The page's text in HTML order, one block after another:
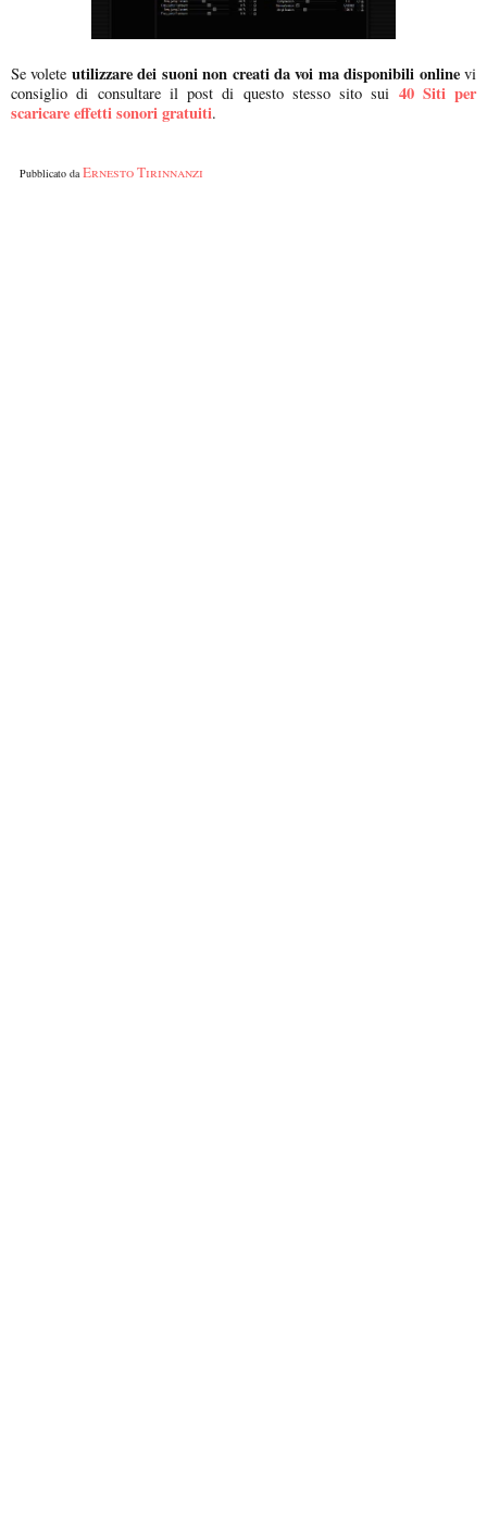
Se volete utilizzare dei suoni non creati da voi ma disponibili onlinevi
consiglio di consultare il post di questo stesso sito sui 40 Siti per
scaricare effetti sonori gratuiti.
Pubblicato daErnesto Tirinnanzi